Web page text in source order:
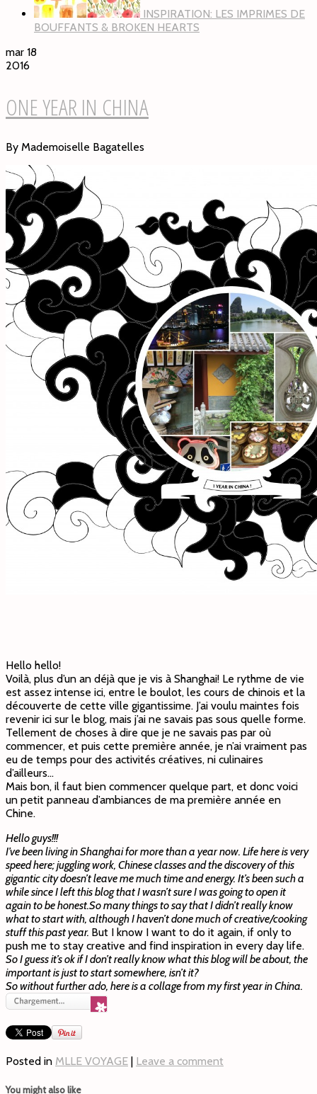
INSPIRATION: LES IMPRIMES DE
BOUFFANTS & BROKEN HEARTS
mar 18
2016
ONE YEAR IN CHINA
By Mademoiselle Bagatelles
Hello hello!
Voilà, plus d’un an déjà que je vis à Shanghai! Le rythme de vie
est assez intense ici, entre le boulot, les cours de chinois et la
découverte de cette ville gigantissime. J’ai voulu maintes fois
revenir ici sur le blog, mais j’ai ne savais pas sous quelle forme.
Tellement de choses à dire que je ne savais pas par où
commencer, et puis cette première année, je n’ai vraiment pas
eu de temps pour des activités créatives, ni culinaires
d’ailleurs…
Mais bon, il faut bien commencer quelque part, et donc voici
un petit panneau d’ambiances de ma première année en
Chine.
Hello guys!!!
I’ve been living in Shanghai for more than a year now. Life here is very
speed here; juggling work, Chinese classes and the discovery of this
gigantic city doesn’t leave me much time and energy. It’s been such a
while since I left this blog that I wasn’t sure I was going to open it
again to be honest.So many things to say that I didn’t really know
what to start with, although I haven’t done much of creative/cooking
stuff this past year. But I know I want to do it again, if only to
push me to stay creative and find inspiration in every day life.
So I guess it’s ok if I don’t really know what this blog will be about, the
important is just to start somewhere, isn’t it?
So without further ado, here is a collage from my first year in China.
Posted in MLLE VOYAGE Leave a comment
You might also like